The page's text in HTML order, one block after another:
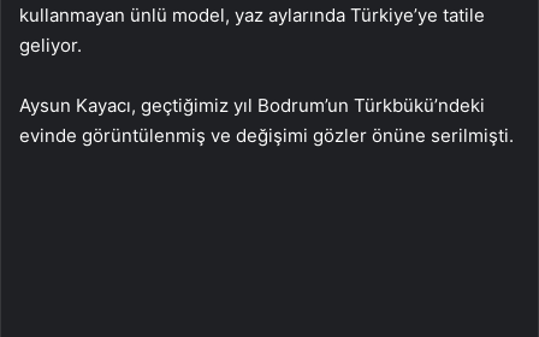
kullanmayan ünlü model, yaz aylarında Türkiye’ye tatile
geliyor.
Aysun Kayacı, geçtiğimiz yıl Bodrum’un Türkbükü’ndeki
evinde görüntülenmiş ve değişimi gözler önüne serilmişti.